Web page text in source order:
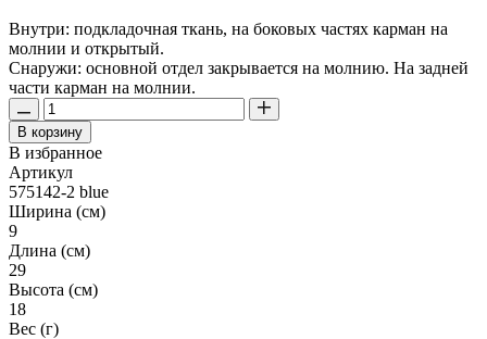
Внутри: подкладочная ткань, на боковых частях карман на
молнии и открытый.
Снаружи: основной отдел закрывается на молнию. На задней
части карман на молнии.
В корзину
В избранное
Артикул
575142-2 blue
Ширина (см)
9
Длина (см)
29
Высота (см)
18
Вес (г)